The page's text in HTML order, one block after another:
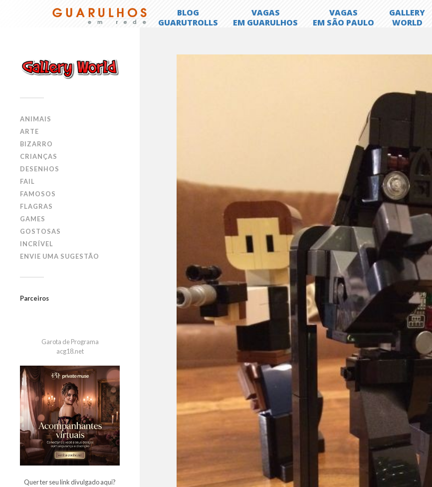
ANIMAIS
ARTE
BIZARRO
CRIANÇAS
DESENHOS
FAIL
FAMOSOS
FLAGRAS
GAMES
GOSTOSAS
INCRÍVEL
ENVIE UMA SUGESTÃO
Parceiros
Garota de Programa
acg18.net
Quer ter seu link divulgado aqui?